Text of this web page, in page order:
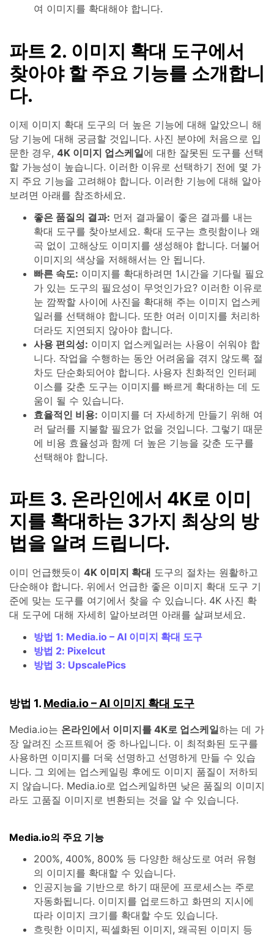
여 이미지를 확대해야 합니다.
파트 2. 이미지 확대 도구에서
찾아야 할 주요 기능를 소개합니
다.
이제 이미지 확대 도구의 더 높은 기능에 대해 알았으니 해
당 기능에 대해 궁금할 것입니다. 사진 분야에 처음으로 입
문한 경우, 4K 이미지 업스케일에 대한 잘못된 도구를 선택
할 가능성이 높습니다. 이러한 이유로 선택하기 전에 몇 가
지 주요 기능을 고려해야 합니다. 이러한 기능에 대해 알아
보려면 아래를 참조하세요.
좋은 품질의 결과: 먼저 결과물이 좋은 결과를 내는
확대 도구를 찾아보세요. 확대 도구는 흐릿함이나 왜
곡 없이 고해상도 이미지를 생성해야 합니다. 더불어
이미지의 색상을 저해해서는 안 됩니다.
빠른 속도: 이미지를 확대하려면 1시간을 기다릴 필요
가 있는 도구의 필요성이 무엇인가요? 이러한 이유로
눈 깜짝할 사이에 사진을 확대해 주는 이미지 업스케
일러를 선택해야 합니다. 또한 여러 이미지를 처리하
더라도 지연되지 않아야 합니다.
사용 편의성: 이미지 업스케일러는 사용이 쉬워야 합
니다. 작업을 수행하는 동안 어려움을 겪지 않도록 절
차도 단순화되어야 합니다. 사용자 친화적인 인터페
이스를 갖춘 도구는 이미지를 빠르게 확대하는 데 도
움이 될 수 있습니다.
효율적인 비용: 이미지를 더 자세하게 만들기 위해 여
러 달러를 지불할 필요가 없을 것입니다. 그렇기 때문
에 비용 효율성과 함께 더 높은 기능을 갖춘 도구를
선택해야 합니다.
파트 3. 온라인에서 4K로 이미
지를 확대하는 3가지 최상의 방
법을 알려 드립니다.
이미 언급했듯이 4K 이미지 확대 도구의 절차는 원활하고
단순해야 합니다. 위에서 언급한 좋은 이미지 확대 도구 기
준에 맞는 도구를 여기에서 찾을 수 있습니다. 4K 사진 확
대 도구에 대해 자세히 알아보려면 아래를 살펴보세요.
방법 1: Media.io – AI 이미지 확대 도구
방법 2: Pixelcut
방법 3: UpscalePics
방법 1. Media.io – AI 이미지 확대 도구
Media.io는 온라인에서 이미지를 4K로 업스케일하는 데 가
장 알려진 소프트웨어 중 하나입니다. 이 최적화된 도구를
사용하면 이미지를 더욱 선명하고 선명하게 만들 수 있습
니다. 그 외에는 업스케일링 후에도 이미지 품질이 저하되
지 않습니다. Media.io로 업스케일하면 낮은 품질의 이미지
라도 고품질 이미지로 변환되는 것을 알 수 있습니다.
Media.io의 주요 기능
200%, 400%, 800% 등 다양한 해상도로 여러 유형
의 이미지를 확대할 수 있습니다.
인공지능을 기반으로 하기 때문에 프로세스는 주로
자동화됩니다. 이미지를 업로드하고 화면의 지시에
따라 이미지 크기를 확대할 수도 있습니다.
흐릿한 이미지, 픽셀화된 이미지, 왜곡된 이미지 등